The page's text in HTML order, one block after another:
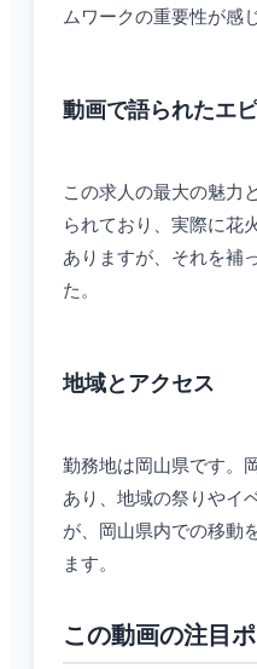
ムワークの重要性が感
動画で語られたエ
この求人の最大の魅力
られており、実際に花
ありますが、それを補
た。
地域とアクセス
勤務地は岡山県です。
あり、地域の祭りやイ
が、岡山県内での移動
ます。
この動画の注目